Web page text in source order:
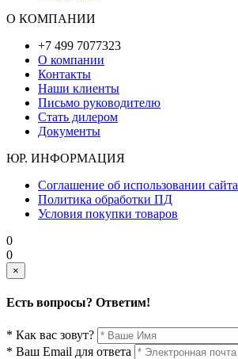
О КОМПАНИИ
+7 499 7077323
О компании
Контакты
Наши клиенты
Письмо руководителю
Стать дилером
Документы
ЮР. ИНФОРМАЦИЯ
Соглашение об использовании сайта
Политика обработки ПД
Условия покупки товаров
0
0
×
Есть вопросы? Ответим!
* Как вас зовут?
* Ваш Email для ответа